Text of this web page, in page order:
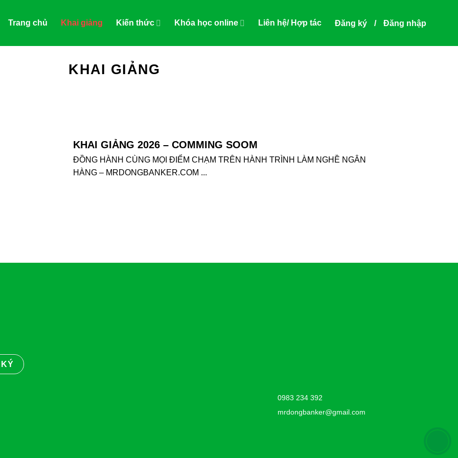
Trang chủ Khai giảng Kiến thức Khóa học online Liên hệ/ Hợp tác Đăng ký / Đăng nhập
KHAI GIẢNG
KHAI GIẢNG 2026 – COMMING SOOM
ĐỒNG HÀNH CÙNG MỌI ĐIỂM CHẠM TRÊN HÀNH TRÌNH LÀM NGHỀ NGÂN
HÀNG – MRDONGBANKER.COM ...
0983 234 392
mrdongbanker@gmail.com